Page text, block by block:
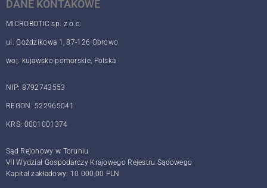
DANE KONTAKOWE
MICROBOTIC sp. z o.o.
ul. Goździkowa 1, 87-126 Obrowo
woj. kujawsko-pomorskie, Polska
NIP: 8792743553
REGON: 522965041
KRS: 0001001374
Sąd Rejonowy w Toruniu
VII Wydział Gospodarczy Krajowego Rejestru Sądowego
Kapitał zakładowy: 10 000,00 PLN